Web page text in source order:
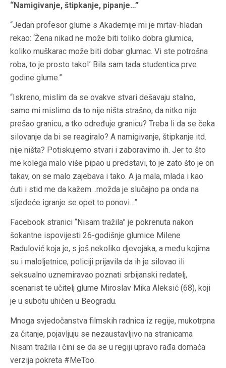
“Namigivanje, štipkanje, pipanje…”
“Jedan profesor glume s Akademije mi je mrtav-hladan
rekao: ‘Žena nikad ne može biti toliko dobra glumica,
koliko muškarac može biti dobar glumac. Vi ste potrošna
roba, to je prosto tako!’ Bila sam tada studentica prve
godine glume.”
“Iskreno, mislim da se ovakve stvari dešavaju stalno,
samo mi mislimo da to nije ništa strašno, da nitko nije
prešao granicu, a tko određuje granicu? Treba li da se čeka
silovanje da bi se reagiralo? A namigivanje, štipkanje itd.
nije ništa? Potiskujemo stvari i zaboravimo ih. Jer to što
me kolega malo više pipao u predstavi, to je zato što je on
takav, on se malo zajebava i tako. A ja mala, mlada i kao
ćuti i stid me da kažem…možda je slučajno pa onda na
sljedeće igranje se opet to ponovi…”
Facebook stranici “Nisam tražila” je pokrenuta nakon
šokantne ispovijesti 26-godišnje glumice Milene
Radulović koja je, s još nekoliko djevojaka, a među kojima
su i maloljetnice, policiji prijavila da ih je silovao ili
seksualno uznemiravao poznati srbijanski redatelj,
scenarist te učitelj glume Miroslav Mika Aleksić (68), koji
je u subotu uhićen u Beogradu.
Mnoga svjedočanstva filmskih radnica iz regije, mukotrpna
za čitanje, pojavljuju se nezaustavljivo na stranicama
Nisam tražila i čini se da se u regiji upravo rađa domaća
verzija pokreta #MeToo.